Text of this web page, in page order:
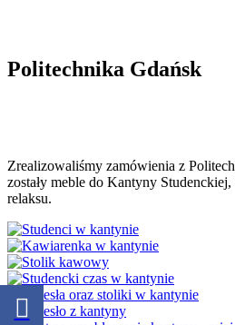
Politechnika Gdańsk
Zrealizowaliśmy zamówienia z
zostały meble do Kantyny
relaksu.